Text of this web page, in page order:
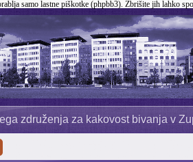
samo lastne piškotke (phpbb3). Zbrišite jih lahko
združenja za kakovost bivanja v